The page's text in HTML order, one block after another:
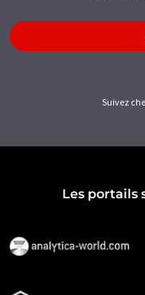
Suivez
Les portails